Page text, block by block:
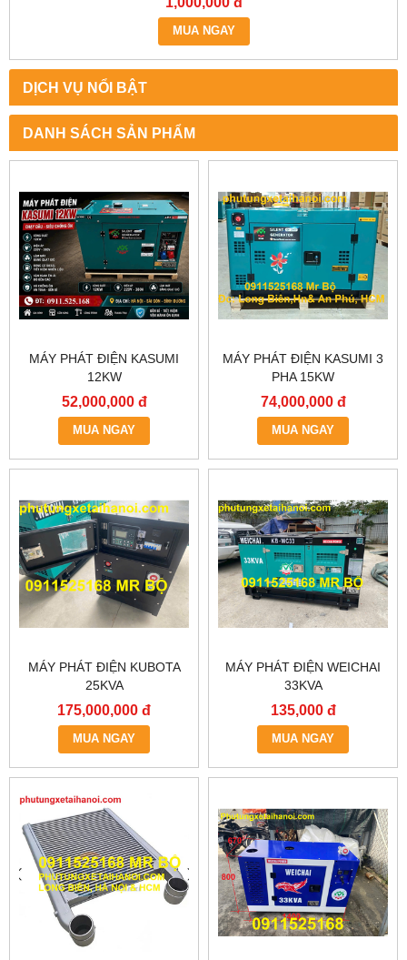
MUA NGAY
DỊCH VỤ NỔI BẬT
DANH SÁCH SẢN PHẨM
MÁY PHÁT ĐIỆN KASUMI
12KW
52,000,000 đ
MUA NGAY
MÁY PHÁT ĐIỆN KASUMI 3
PHA 15KW
74,000,000 đ
MUA NGAY
MÁY PHÁT ĐIỆN KUBOTA
25KVA
175,000,000 đ
MUA NGAY
MÁY PHÁT ĐIỆN WEICHAI
33KVA
135,000 đ
MUA NGAY